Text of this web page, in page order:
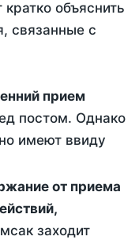
объяснить
связанные с
постом. Однако
имеют ввиду
заходит